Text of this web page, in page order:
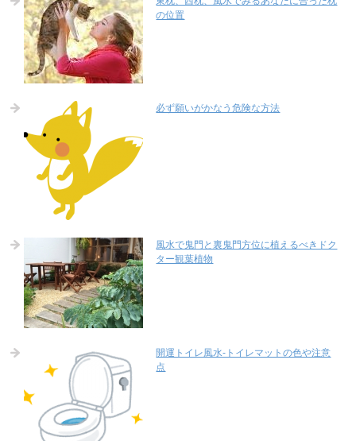
の位置
必ず願いがかなう危険な方法
風水で鬼門と裏鬼門方位に植えるべきドク
ター観葉植物
開運トイレ風水-トイレマットの色や注意
点